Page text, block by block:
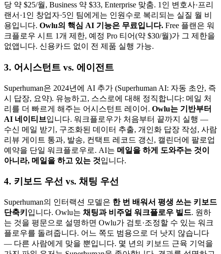
당 약 $25/월, Business 약 $33, Enterprise 맞춤. 1인 변호사·프리
랜서·1인 창업자·5인 팀에게는 인원수로 복리되는 실질 월 비
용입니다. Owlu의 핵심 AI 기능은 무료입니다. Free 플랜은 워
크플로우 시트 1개 제한, 예정 Pro 티어(약 $30/월)가 그 제한을
없앱니다. 신용카드 없이 전 제품 실행 가능.
3. 어시스턴트 vs. 에이전트
Superhuman은 2024년에 AI 추가 (Superhuman AI: 자동 초안, 즉
시 답장, 요약). 유능하고, 스스로에 대해 정직합니다: 메일 처
리를 더 빠르게 해주는 어시스턴트 레이어. Owlu는 기반부터
AI 네이티브입니다. 워크플로우가 처음부터 끝까지 실행 —
수신 메일 받기, 구조화된 데이터 추출, 개인화 답장 작성, 사람
리뷰 게이트 통과, 발송, 컨택트 레코드 갱신, 캘린더에 팔로업
예약을 단일 워크플로우로. AI는 메일을 하게 도와주는 것이
아니라, 메일을 하고 있는 것입니다.
4. 키보드 우선 vs. 채팅 우선
Superhuman의 인터랙션 모델은 한 번 배워서 평생 쓰는 키보드
단축키 입니다. Owlu는 채팅과 비주얼 워크플로우 빌드. 원하
는 것을 평문으로 설명하면 Owlu가 검토·조정할 수 있는 워크
플로우를 돌려줍니다. 어느 쪽도 범용으로 더 낫지 않습니다
— 다른 사람에게 맞을 뿐입니다. 몇 년의 키보드 근육 기억을